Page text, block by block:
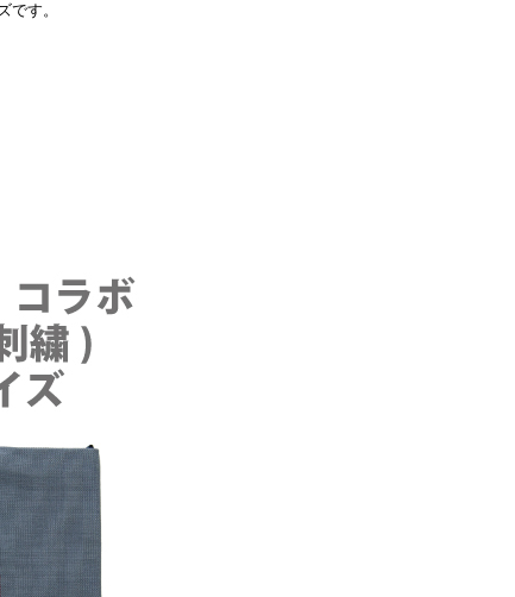
す。